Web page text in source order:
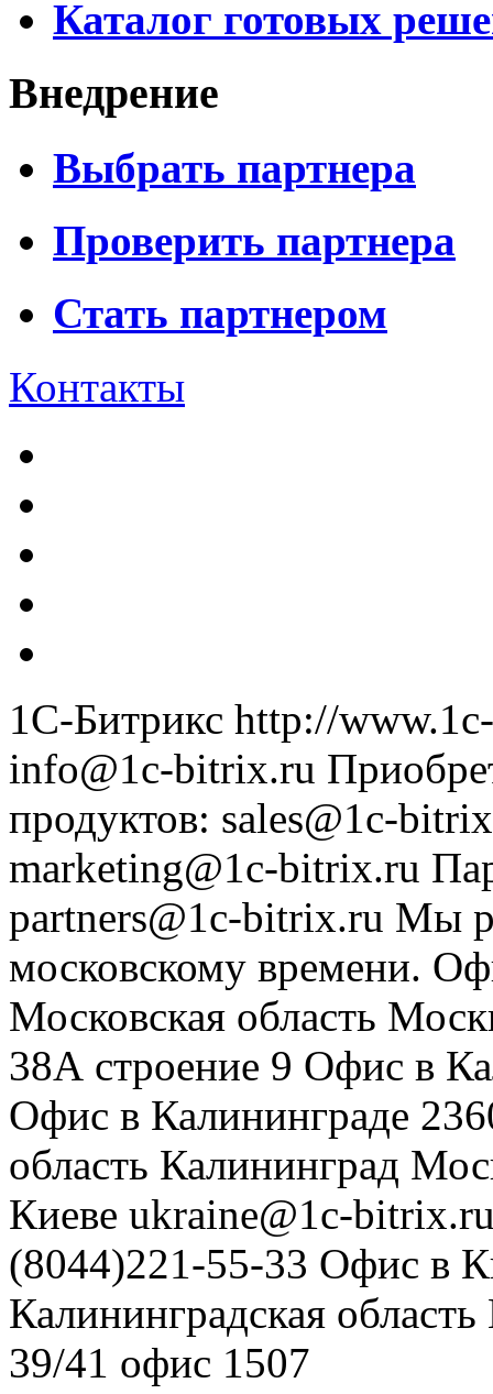
Каталог готовых
Внедрение
Выбрать партнера
Проверить партнера
Стать партнером
Контакты
1С-Битрикс http://
info@1c-bitrix.ru
продуктов: sales@1c-
marketing@1c-bitrix.ru
partners@1c-bitrix.ru Мы
московскому времени.
Московская область
38А строение 9 Офис в
Офис в Калининграде
область Калининград
Киеве ukraine@1c-
(8044)221-55-33 Офис в
Калининградская область
39/41 офис 1507